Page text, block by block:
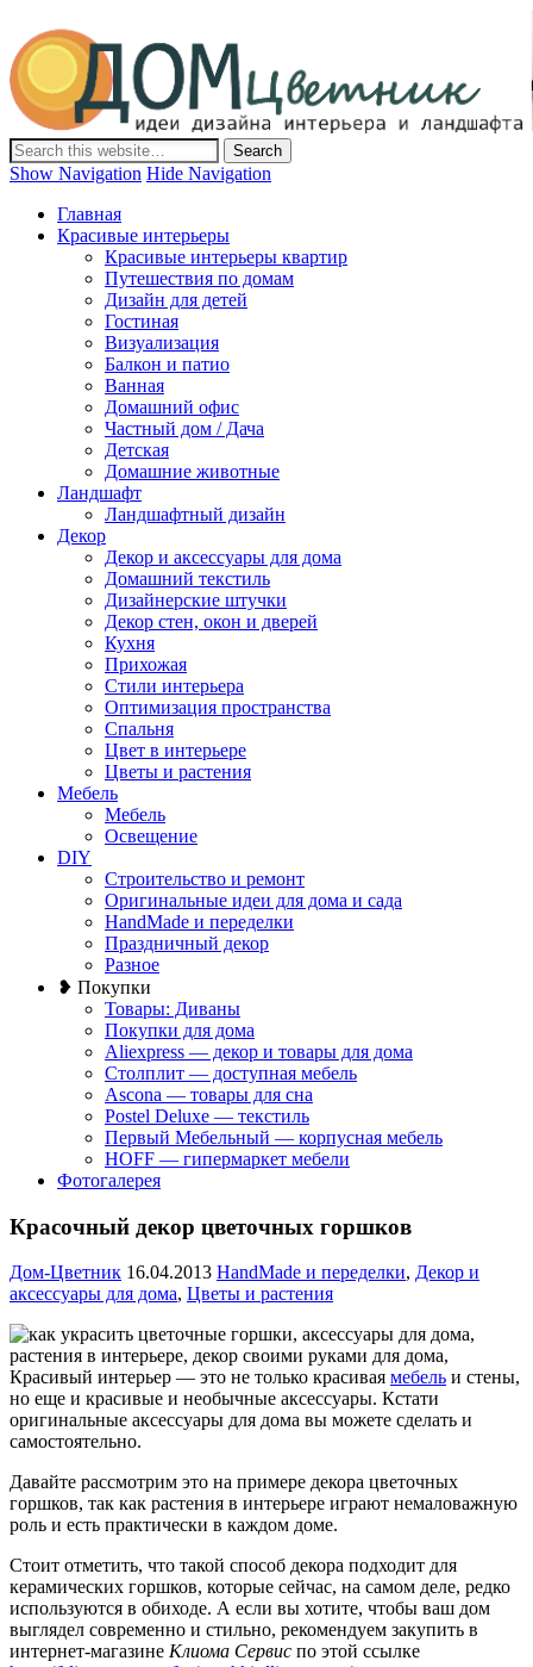
Дом-Цветник
Дизайн интерьера и ландшафта, декор и обустройство дома.
Идеи со всего мира.
Show Navigation Hide Navigation
Главная
Красивые интерьеры
Красивые интерьеры квартир
Путешествия по домам
Дизайн для детей
Гостиная
Визуализация
Балкон и патио
Ванная
Домашний офис
Частный дом / Дача
Детская
Домашние животные
Ландшафт
Ландшафтный дизайн
Декор
Декор и аксессуары для дома
Домашний текстиль
Дизайнерские штучки
Декор стен, окон и дверей
Кухня
Прихожая
Стили интерьера
Оптимизация пространства
Спальня
Цвет в интерьере
Цветы и растения
Мебель
Мебель
Освещение
DIY
Строительство и ремонт
Оригинальные идеи для дома и сада
HandMade и переделки
Праздничный декор
Разное
❥ Покупки
Товары: Диваны
Покупки для дома
Aliexpress — декор и товары для дома
Столплит — доступная мебель
Ascona — товары для сна
Postel Deluxe — текстиль
Первый Мебельный — корпусная мебель
HOFF — гипермаркет мебели
Фотогалерея
Красочный декор цветочных горшков
Дом-Цветник 16.04.2013 HandMade и переделки, Декор и
аксессуары для дома, Цветы и растения
Красивый интерьер — это не только красивая мебель и стены,
но еще и красивые и необычные аксессуары. Кстати
оригинальные аксессуары для дома вы можете сделать и
самостоятельно.
Давайте рассмотрим это на примере декора цветочных
горшков, так как растения в интерьере играют немаловажную
роль и есть практически в каждом доме.
Стоит отметить, что такой способ декора подходит для
керамических горшков, которые сейчас, на самом деле, редко
используются в обиходе. А если вы хотите, чтобы ваш дом
выглядел современно и стильно, рекомендуем закупить в
интернет-магазине Клиома Сервис по этой ссылке